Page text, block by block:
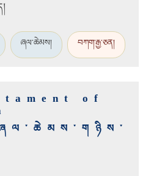
ཞལ་ཆེམས། བཀག་རྒྱ་ཅན།
of